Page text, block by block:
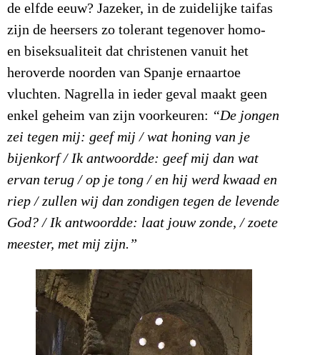
de elfde eeuw? Jazeker, in de zuidelijke taifas
zijn de heersers zo tolerant tegenover homo-
en biseksualiteit dat christenen vanuit het
heroverde noorden van Spanje ernaartoe
vluchten. Nagrella in ieder geval maakt geen
enkel geheim van zijn voorkeuren: “De jongen
zei tegen mij: geef mij / wat honing van je
bijenkorf / Ik antwoordde: geef mij dan wat
ervan terug / op je tong / en hij werd kwaad en
riep / zullen wij dan zondigen tegen de levende
God? / Ik antwoordde: laat jouw zonde, / zoete
meester, met mij zijn.”